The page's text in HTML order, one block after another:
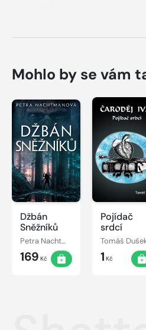
Mohlo by se vám
Džbán
Sněžníků
Petra Nachtmanová
169 Kč
Pojídač
srdcí
Tomáš
1 Kč